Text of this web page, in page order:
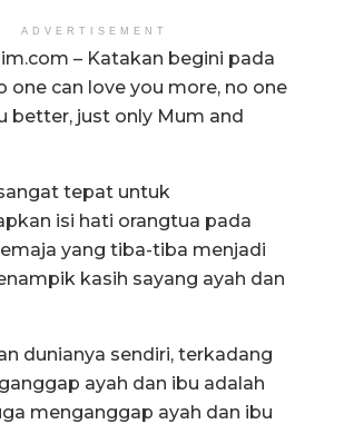
ADVERTISEMENT
– Katakan begini pada
one can love you more, no one
better, just only Mum and
tepat untuk
isi hati orangtua pada
yang tiba-tiba menjadi
kasih sayang ayah dan
dunianya sendiri, terkadang
ayah dan ibu adalah
menganggap ayah dan ibu